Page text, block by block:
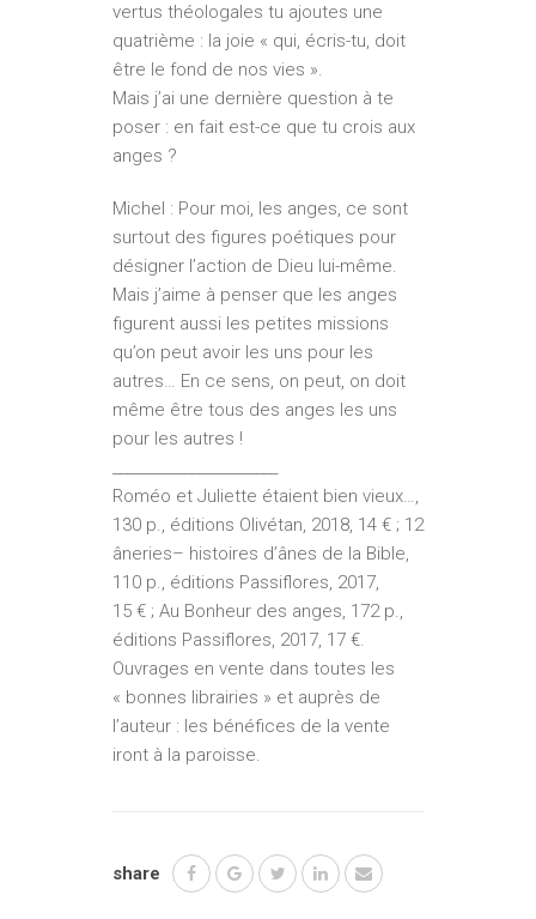
vertus théologales tu ajoutes une
quatrième : la joie « qui, écris-tu, doit
être le fond de nos vies ».
Mais j’ai une dernière question à te
poser : en fait est-ce que tu crois aux
anges ?
Michel : Pour moi, les anges, ce sont
surtout des figures poétiques pour
désigner l’action de Dieu lui-même.
Mais j’aime à penser que les anges
figurent aussi les petites missions
qu’on peut avoir les uns pour les
autres… En ce sens, on peut, on doit
même être tous des anges les uns
pour les autres !
Roméo et Juliette étaient bien vieux…,
130 p., éditions Olivétan, 2018, 14 € ; 12
âneries– histoires d’ânes de la Bible,
110 p., éditions Passiflores, 2017,
15 € ; Au Bonheur des anges, 172 p.,
éditions Passiflores, 2017, 17 €.
Ouvrages en vente dans toutes les
« bonnes librairies » et auprès de
l’auteur : les bénéfices de la vente
iront à la paroisse.
share